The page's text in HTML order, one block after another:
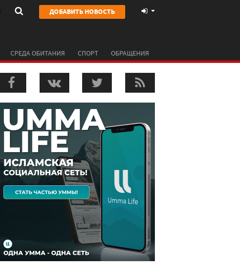
ДОБАВИТЬ НОВОСТЬ
СРЕДА ОБИТАНИЯ СПОРТ ОБРАЩЕНИЯ